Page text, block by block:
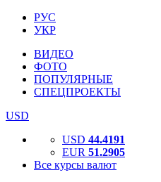
РУС
УКР
ВИДЕО
ФОТО
ПОПУЛЯРНЫЕ
СПЕЦПРОЕКТЫ
USD
USD 44.4191
EUR 51.2905
Все курсы валют